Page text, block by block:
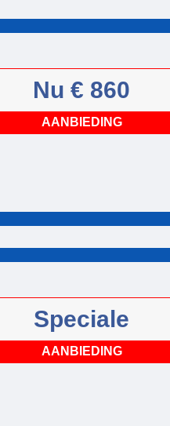
Nu € 860
AANBIEDING
Speciale
AANBIEDING